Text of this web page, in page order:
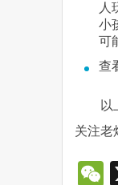
人
小
可
查
以
关注老